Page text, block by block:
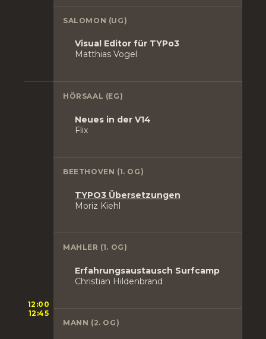
SALOMON (UG)
Visual Editor für TYPo3
Matthias Vogel
12:00
12:45
HÖRSAAL (EG)
Neues in der V14
Flix
BEETHOVEN (1. OG)
TYPO3 Übersetzungen
Moriz Kiehl
MAHLER (1. OG)
Erfahrungsaustausch Surfcamp
Christian Hildenbrand
MANN (2. OG)